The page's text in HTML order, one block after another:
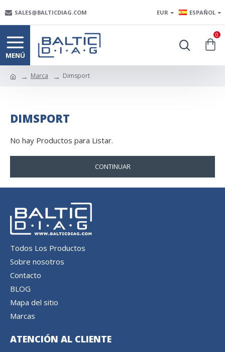
SALES@BALTICDIAG.COM EUR ESPAÑOL
0
Marca Dimsport
DIMSPORT
No hay Productos para Listar.
CONTINUAR
Todos Los Productos
Sobre nosotros
Contacto
BLOG
Mapa del sitio
Marcas
ATENCIÓN AL CLIENTE